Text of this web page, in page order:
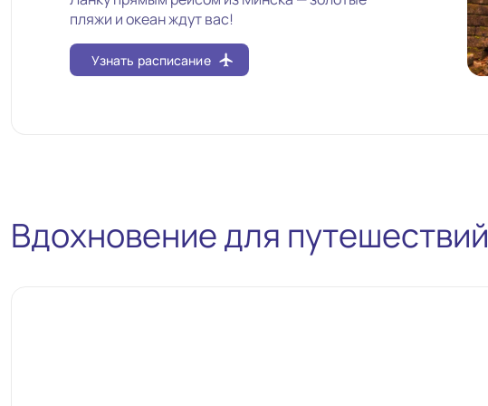
пляжи и океан ждут вас!
Узнать расписание flight
Вдохновение для путешествий